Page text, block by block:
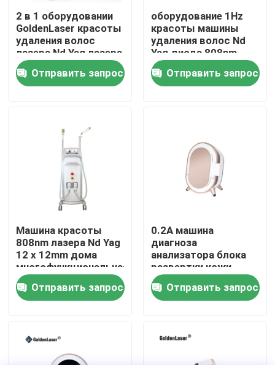
Дом
Продукты
Ролики
VR - шоу
Путешествие фабрики
Проверка качества
Свяжитесь мы
Спросите цитату
2 в 1 оборудовании
GoldenLaser красоты
удаления волос
лазера Nd Yag лазера
диода 808nm
многофункциональном
Отправить запрос
оборудование 1Hz
красоты машины
удаления волос Nd
Yag диода 808nm
многофункциональное
Отправить запрос
Машина красоты
808nm лазера Nd Yag
12 x 12mm дома
многофункциональная
Отправить запрос
0.2A машина
диагноза
анализатора блока
развертки кожи
волшебного зеркала
стороны 3d лицевая
Отправить запрос